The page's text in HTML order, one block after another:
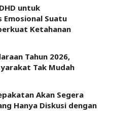
untuk
Suatu
Ketahanan
Tahun 2026,
Tak Mudah
Akan Segera
Hanya Diskusi dengan